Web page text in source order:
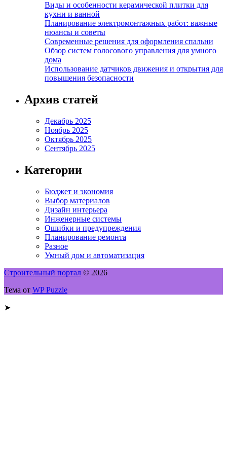
Виды и особенности керамической плитки для
кухни и ванной
Планирование электромонтажных работ: важные
нюансы и советы
Современные решения для оформления спальни
Обзор систем голосового управления для умного
дома
Использование датчиков движения и открытия для
повышения безопасности
Архив статей
Декабрь 2025
Ноябрь 2025
Октябрь 2025
Сентябрь 2025
Категории
Бюджет и экономия
Выбор материалов
Дизайн интерьера
Инженерные системы
Ошибки и предупреждения
Планирование ремонта
Разное
Умный дом и автоматизация
Строительный портал © 2026
Тема от WP Puzzle
➤